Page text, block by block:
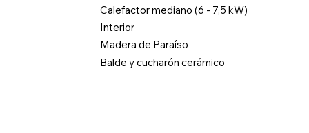
Calefactor mediano (6 - 7,5 kW)
Interior
Madera de Paraíso
Balde y cucharón cerámico